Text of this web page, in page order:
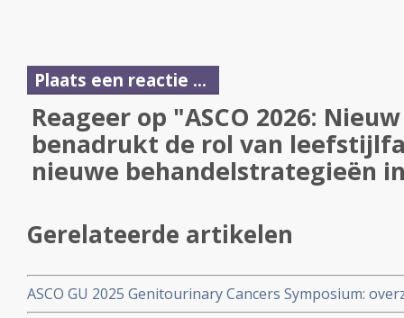
Plaats een reactie ...
Reageer op "ASCO 2026:
benadrukt de rol van
nieuwe behandelstrategieën
Gerelateerde artikelen
ASCO GU 2025 Genitourinary Cancers Symposium:
abstracten gerelateerd aan prostaatkanker,